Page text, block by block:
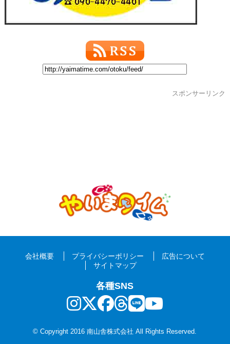
スポンサーリンク
会社概要 プライバシーポリシー
広告について
サイトマップ
各種SNS
© Copyright 2016 南山舎株式会社 All Rights Reserved.